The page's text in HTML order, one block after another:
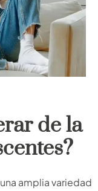
de la
amplia variedad